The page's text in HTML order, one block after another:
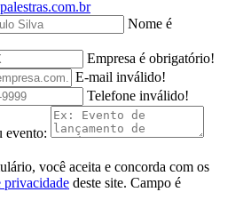
Nome é
Empresa é obrigatório!
E-mail inválido!
Telefone inválido!
evento:
você aceita e concorda com os
privacidade deste site. Campo é